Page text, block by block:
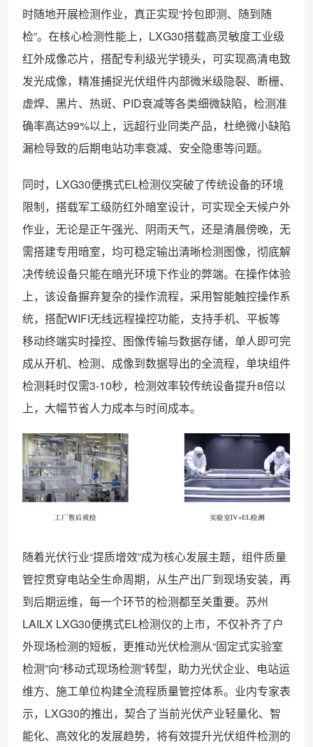
时随地开展检测作业，真正实现“拎包即测、随到随
检”。在核心检测性能上，LXG30搭载高灵敏度工业级
红外成像芯片，搭配专利级光学镜头，可实现高清电致
发光成像，精准捕捉光伏组件内部微米级隐裂、断栅、
虚焊、黑片、热斑、PID衰减等各类细微缺陷，检测准
确率高达99%以上，远超行业同类产品，杜绝微小缺陷
漏检导致的后期电站功率衰减、安全隐患等问题。
同时，LXG30便携式EL检测仪突破了传统设备的环境
限制，搭载军工级防红外暗室设计，可实现全天候户外
作业，无论是正午强光、阴雨天气，还是清晨傍晚，无
需搭建专用暗室，均可稳定输出清晰检测图像，彻底解
决传统设备只能在暗光环境下作业的弊端。在操作体验
上，该设备摒弃复杂的操作流程，采用智能触控操作系
统，搭配WIFI无线远程操控功能，支持手机、平板等
移动终端实时操控、图像传输与数据存储，单人即可完
成从开机、检测、成像到数据导出的全流程，单块组件
检测耗时仅需3-10秒，检测效率较传统设备提升8倍以
上，大幅节省人力成本与时间成本。
随着光伏行业“提质增效”成为核心发展主题，组件质量
管控贯穿电站全生命周期，从生产出厂到现场安装，再
到后期运维，每一个环节的检测都至关重要。苏州
LAILX LXG30便携式EL检测仪的上市，不仅补齐了户
外现场检测的短板，更推动光伏检测从“固定式实验室
检测”向“移动式现场检测”转型，助力光伏企业、电站运
维方、施工单位构建全流程质量管控体系。业内专家表
示，LXG30的推出，契合了当前光伏产业轻量化、智
能化、高效化的发展趋势，将有效提升光伏组件检测的